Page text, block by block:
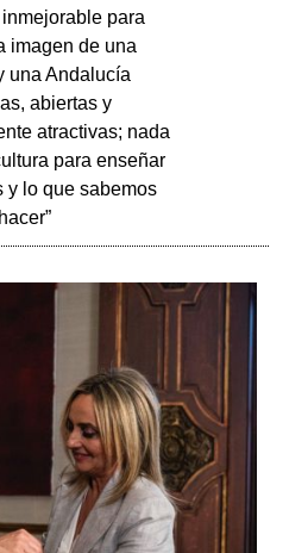
para
imagen de una
una Andalucía
abiertas y
atractivas; nada
para enseñar
y lo que sabemos
hacer”